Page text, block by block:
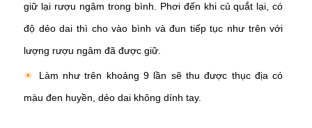
giữ lại rượu ngâm trong bình. Phơi đến khi củ quắt lại, có
độ dẻo dai thì cho vào bình và đun tiếp tục như trên với
lượng rượu ngâm đã được giữ.
☀ Làm như trên khoảng 9 lần sẽ thu được thục địa có
màu đen huyền, dẻo dai không dính tay.